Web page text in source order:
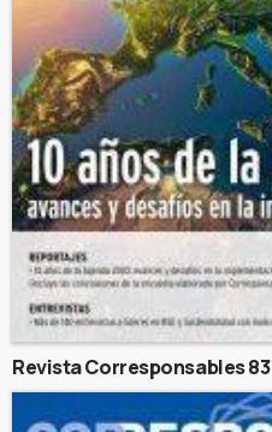
Revista Corresponsables 83